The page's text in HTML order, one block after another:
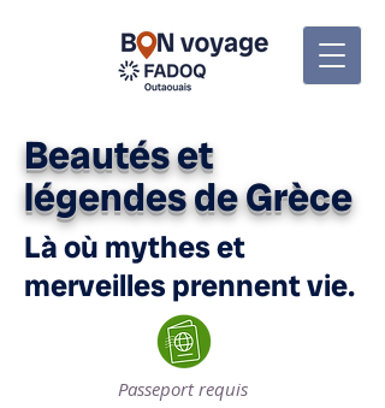
Beautés et
légendes de Grèce
Là où mythes et
merveilles prennent vie.
Passeport requis